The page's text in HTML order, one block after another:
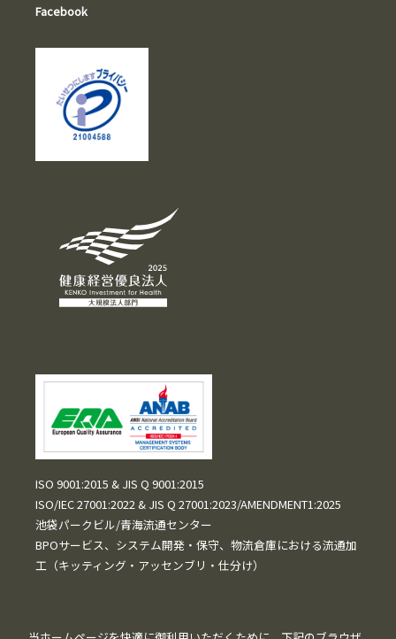
Facebook
ISO 9001:2015 & JIS Q 9001:2015
ISO/IEC 27001:2022 & JIS Q 27001:2023/AMENDMENT1:2025
池袋パークビル/青海流通センター
BPOサービス、システム開発・保守、物流倉庫における流通加
工（キッティング・アッセンブリ・仕分け）